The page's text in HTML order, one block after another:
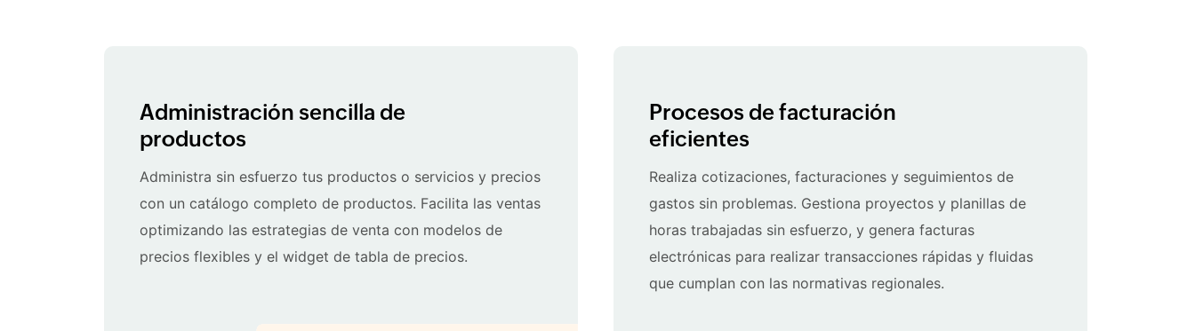
Administración sencilla de
productos
Administra sin esfuerzo tus productos o servicios y precios
con un catálogo completo de productos. Facilita las ventas
optimizando las estrategias de venta con modelos de
precios flexibles y el widget de tabla de precios.
Procesos de facturación
eficientes
Realiza cotizaciones, facturaciones y seguimientos de
gastos sin problemas. Gestiona proyectos y planillas de
horas trabajadas sin esfuerzo, y genera facturas
electrónicas para realizar transacciones rápidas y fluidas
que cumplan con las normativas regionales.